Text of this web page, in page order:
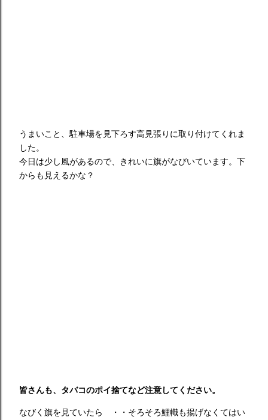
うまいこと、駐車場を見下ろす高見張りに取り付けてくれま
した。
今日は少し風があるので、きれいに旗がなびいています。下
からも見えるかな？
皆さんも、タバコのポイ捨てなど注意してください。
なびく旗を見ていたら ・・そろそろ鯉幟も揚げなくてはい